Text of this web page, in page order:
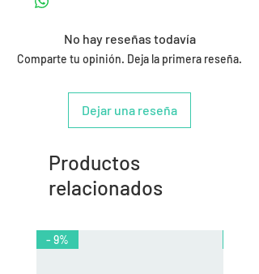
No hay reseñas todavía
Comparte tu opinión. Deja la primera reseña.
Dejar una reseña
Productos
relacionados
- 9%